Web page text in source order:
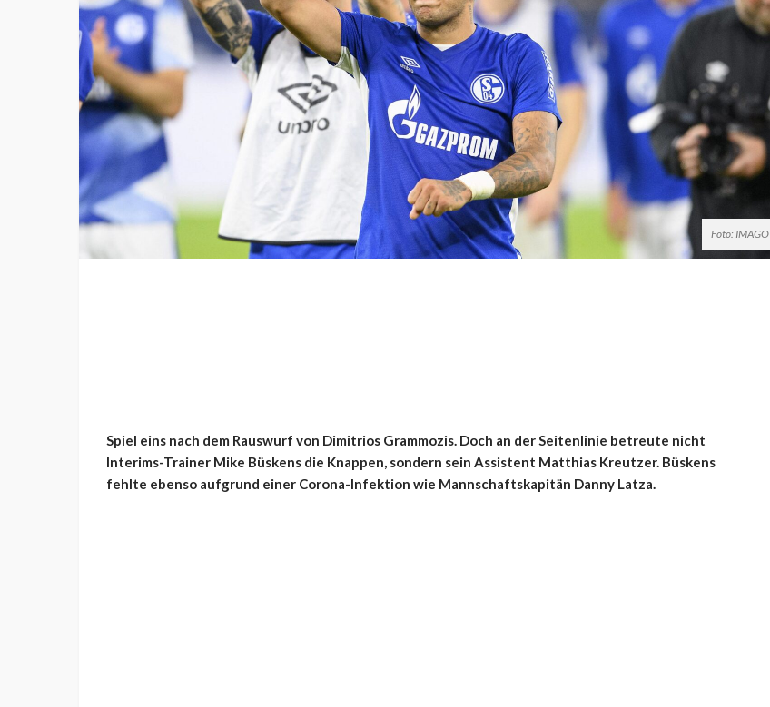
Foto: IMAGO
Spiel eins nach dem Rauswurf von Dimitrios Grammozis. Doch an der Seitenlinie betreute nicht
Interims-Trainer Mike Büskens die Knappen, sondern sein Assistent Matthias Kreutzer. Büskens
fehlte ebenso aufgrund einer Corona-Infektion wie Mannschaftskapitän Danny Latza.